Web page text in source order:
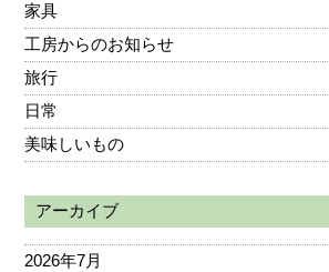
家具
工房からのお知らせ
旅行
日常
美味しいもの
アーカイブ
2026年7月